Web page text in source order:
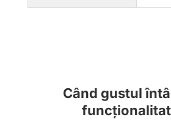
Când gustul